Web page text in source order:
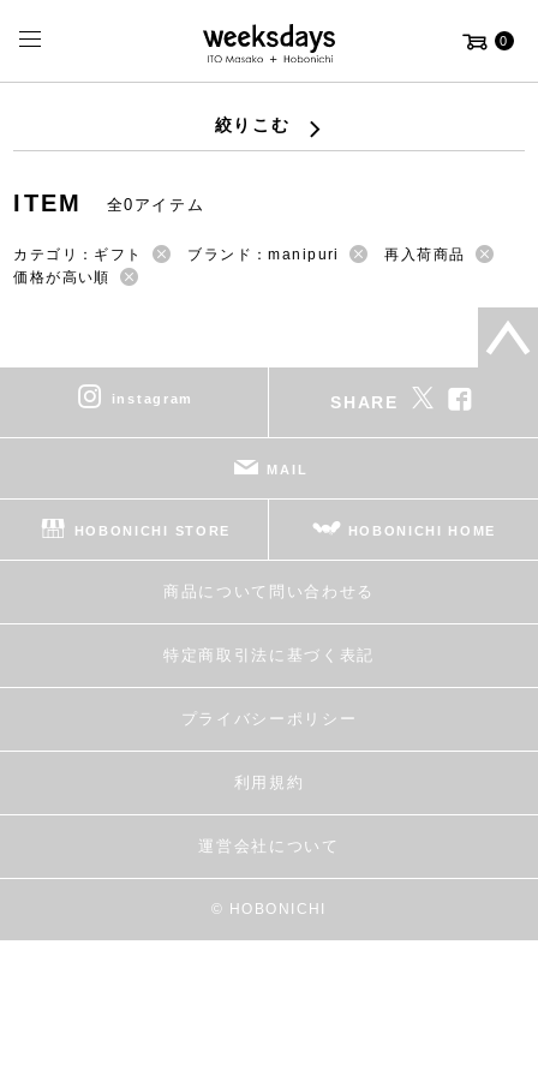
0
絞りこむ
ITEM 全0アイテム
カテゴリ：ギフト ブランド：manipuri
再入荷商品
価格が高い順
instagram SHARE
MAIL
HOBONICHI STORE HOBONICHI HOME
商品について問い合わせる
特定商取引法に基づく表記
プライバシーポリシー
利用規約
運営会社について
© HOBONICHI